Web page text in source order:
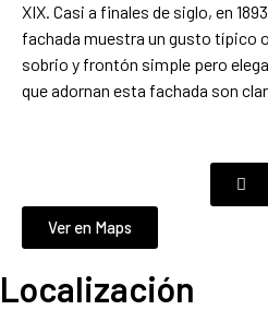
XIX. Casi a finales de siglo, en
fachada muestra un gusto típico
sobrio y frontón simple pero
que adornan esta fachada son
Ver en Maps
Localización